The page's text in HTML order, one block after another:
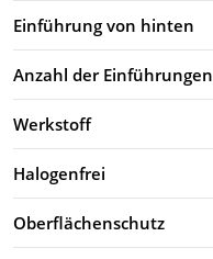
Einführung von hinten
Anzahl der Einführungen
Werkstoff
Halogenfrei
Oberflächenschutz